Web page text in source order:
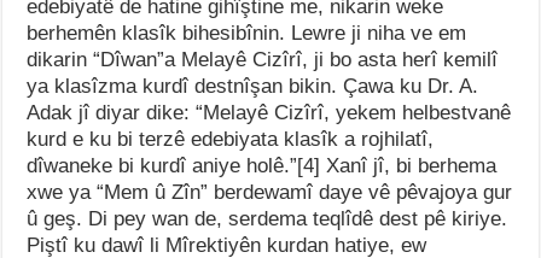
edebiyatê de hatine gihîştine me, nikarin weke
berhemên klasîk bihesibînin. Lewre ji niha ve em
dikarin “Dîwan”a Melayê Cizîrî, ji bo asta herî kemilî
ya klasîzma kurdî destnîşan bikin. Çawa ku Dr. A.
Adak jî diyar dike: “Melayê Cizîrî, yekem helbestvanê
kurd e ku bi terzê edebiyata klasîk a rojhilatî,
dîwaneke bi kurdî aniye holê.”[4] Xanî jî, bi berhema
xwe ya “Mem û Zîn” berdewamî daye vê pêvajoya gur
û geş. Di pey wan de, serdema teqlîdê dest pê kiriye.
Piştî ku dawî li Mîrektiyên kurdan hatiye, ew